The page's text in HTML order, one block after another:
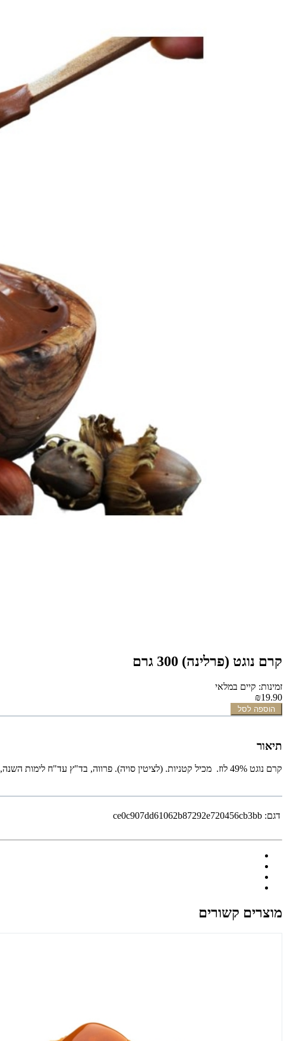
קרם נוגט (פרלינה) 300 גרם
זמינות: קיים במלאי
₪19.90
הוספה לסל
תיאור
קרם נוגט 49% לוז. מכיל קטניות. (לציטין סויה). פרווה, בד"ץ עד"ח לימות השנה, בית יוסף לפסח.
דגם: ce0c907dd61062b87292e720456cb3bb
מוצרים קשורים